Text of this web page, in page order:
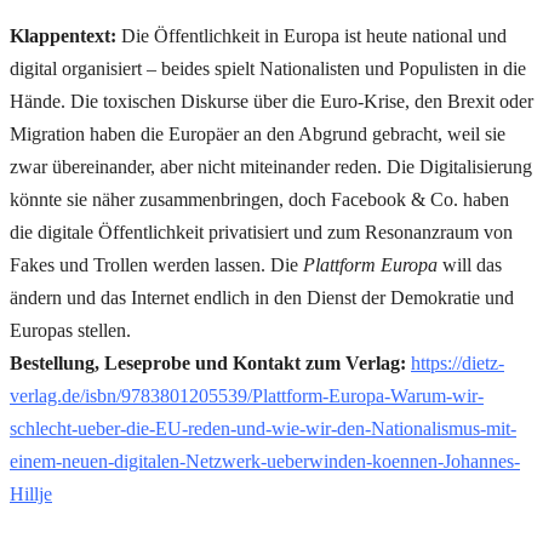
Klappentext: Die Öffentlichkeit in Europa ist heute national und
digital organisiert – beides spielt Nationalisten und Populisten in die
Hände. Die toxischen Diskurse über die Euro-Krise, den Brexit oder
Migration haben die Europäer an den Abgrund gebracht, weil sie
zwar übereinander, aber nicht miteinander reden. Die Digitalisierung
könnte sie näher zusammenbringen, doch Facebook & Co. haben
die digitale Öffentlichkeit privatisiert und zum Resonanzraum von
Fakes und Trollen werden lassen. Die Plattform Europa will das
ändern und das Internet endlich in den Dienst der Demokratie und
Europas stellen.
Bestellung, Leseprobe und Kontakt zum Verlag: https://dietz-
verlag.de/isbn/9783801205539/Plattform-Europa-Warum-wir-
schlecht-ueber-die-EU-reden-und-wie-wir-den-Nationalismus-mit-
einem-neuen-digitalen-Netzwerk-ueberwinden-koennen-Johannes-
Hillje